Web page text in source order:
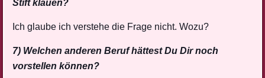
Stift klauen?
Ich glaube ich verstehe die Frage nicht. Wozu?
7) Welchen anderen Beruf hättest Du Dir noch
vorstellen können?